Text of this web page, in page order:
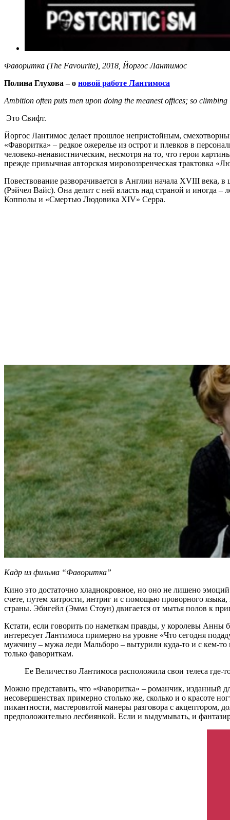
Фаворитка (The Favourite), 2018, Йоргос Лантимос
Полина Глухова – о новой работе Лантимоса
Ambition often puts men upon doing the meanest offices; so
Это Свифт.
Йоргос Лантимос делает прошлое непристойным,
«Фаворитка» – редкое ожерелье из острот и плевков в
человеко-ненавистническим, несмотря на то, что герои
прежде привычная авторская мировоззренческая трактовка
Повествование разворачивается в Англии начала XVIII века,
(Рэйчел Вайс). Она делит с ней власть над страной и иногда
Копполы и «Смертью Людовика XIV» Серра.
Кадр из фильма “Фаворитка”
Кино это достаточно хладнокровное, но оно не лишено
счете, путем хитрости, интриг и с помощью проворного
страны. Эбигейл (Эмма Стоун) двигается от мытья полов к
Кстати, если говорить по наметкам правды, у королевы Анны
интересует Лантимоса примерно на уровне «Что сегодня
мужчину – мужа леди Мальборо – вытурили куда-то и с кем-то
только фавориткам.
Ее Величество Лантимоса расположила свои телеса
Можно представить, что «Фаворитка» – романчик, изданный
несовершенствах примерно столько же, сколько и о красоте
пикантности, мастеровитой манеры разговора с акцептором,
предположительно лесбиянкой. Если и выдумывать, и